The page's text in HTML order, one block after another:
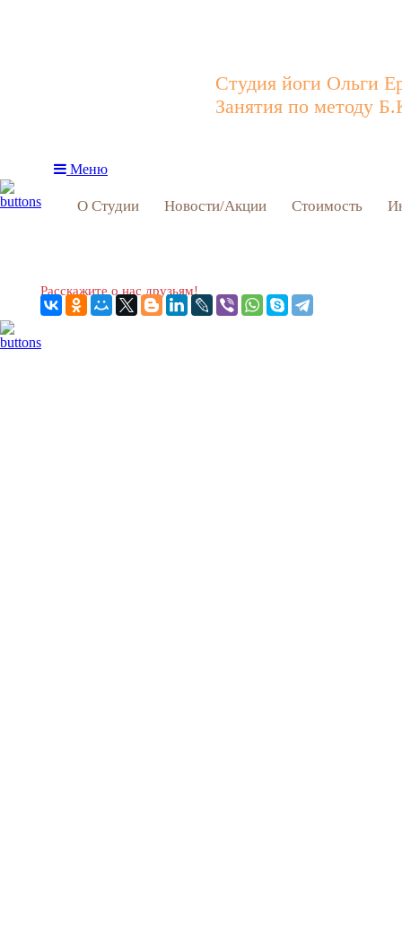
Студия йоги Ольги
Занятия по методу
Меню
О Студии Новости/Акции Стоимость
Расскажите о нас друзьям!